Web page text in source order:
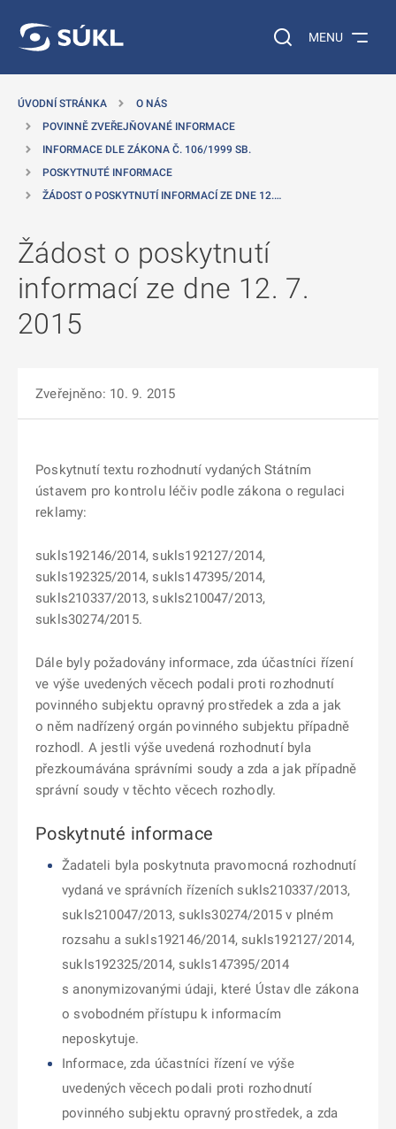
Vyhledávání na
MENU
ÚVODNÍ STRÁNKA
O NÁS
POVINNĚ ZVEŘEJŇOVANÉ INFORMACE
INFORMACE DLE ZÁKONA Č. 106/1999 SB.
POSKYTNUTÉ INFORMACE
ŽÁDOST O POSKYTNUTÍ INFORMACÍ ZE DNE 12.…
Žádost o poskytnutí
informací ze dne 12. 7.
2015
Zveřejněno: 10. 9. 2015
Poskytnutí textu rozhodnutí vydaných Státním
ústavem pro kontrolu léčiv podle zákona o regulaci
reklamy:
sukls192146/2014, sukls192127/2014,
sukls192325/2014, sukls147395/2014,
sukls210337/2013, sukls210047/2013,
sukls30274/2015.
Dále byly požadovány informace, zda účastníci řízení
ve výše uvedených věcech podali proti rozhodnutí
povinného subjektu opravný prostředek a zda a jak
o něm nadřízený orgán povinného subjektu případně
rozhodl. A jestli výše uvedená rozhodnutí byla
přezkoumávána správními soudy a zda a jak případně
správní soudy v těchto věcech rozhodly.
Poskytnuté informace
Žadateli byla poskytnuta pravomocná rozhodnutí
vydaná ve správních řízeních sukls210337/2013,
sukls210047/2013, sukls30274/2015 v plném
rozsahu a sukls192146/2014, sukls192127/2014,
sukls192325/2014, sukls147395/2014
s anonymizovanými údaji, které Ústav dle zákona
o svobodném přístupu k informacím
neposkytuje.
Informace, zda účastníci řízení ve výše
uvedených věcech podali proti rozhodnutí
povinného subjektu opravný prostředek, a zda